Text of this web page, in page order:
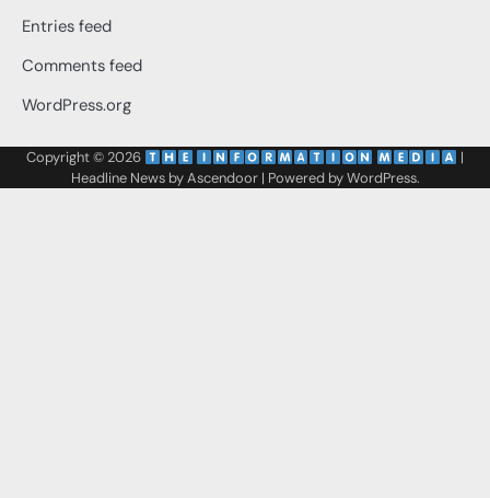
Entries feed
Comments feed
WordPress.org
Copyright © 2026
|
Headline News byAscendoor| Powered byWordPress.